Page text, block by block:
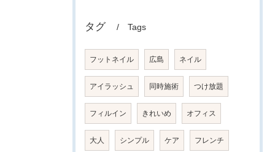
タグ Tags
フットネイル 広島 ネイル
アイラッシュ 同時施術 つけ放題
フィルイン きれいめ オフィス
大人 シンプル ケア フレンチ